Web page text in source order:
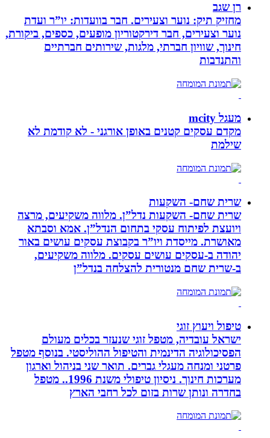
רן שגב
מחזיק תיק: נוער וצעירים. חבר בוועדות: יו”ר ועדת
נוער וצעירים, חבר דירקטוריון מופעים, כספים, ביקורת,
חינוך, שוויון חברתי, מלגות, שירותים חברתיים
והתנדבות
מעגל mcity
מקדם עסקים קטנים באופן אורגני - לא קודמת לא
שילמת
שרית שחם- השקעות
שרית שחם- השקעות נדל”ן. מלווה משקיעים, מרצה
ויועצת לפיתוח עסקי בתחום הנדל”ן. אמא וסבתא
מאושרת. ‏מייסדת ויו”ר בקבוצת עסקים עושים באור
יהודה‏ ב-‏עסקים עושים עסקים‏. ‏מלווה משקיעים,
ב-‏שרית שחם מנטורית להצלחה בנדל”ן‏
טיפול ויעוץ זוגי
ישראל עובדיה, מטפל זוגי שנעזר בכלים מעולם
הפסיכולוגיה הדינמית והטיפול ההוליסטי. בנוסף מטפל
פרטני ומנחה מעגלי גברים. תואר שני בניהול וארגון
מערכות חינוך. ניסיון טיפולי משנת 1996.. מטפל
בחדרה ונותן שרות בזום לכל רחבי הארץ